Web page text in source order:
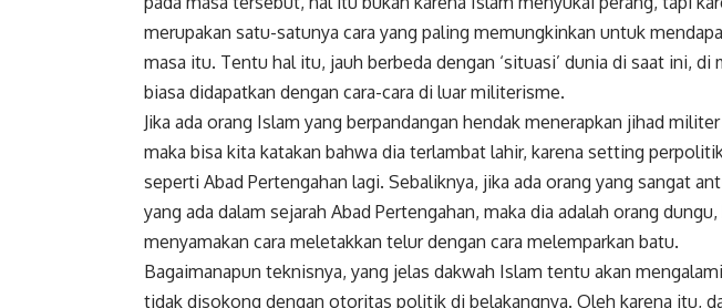
merupakan satu-satunya cara yang paling memungkinkan untuk
masa itu. Tentu hal itu, jauh berbeda dengan ‘situasi’ dunia di saat ini,
biasa didapatkan dengan cara-cara di luar militerisme.
Jika ada orang Islam yang berpandangan hendak menerapkan jihad
maka bisa kita katakan bahwa dia terlambat lahir, karena setting
seperti Abad Pertengahan lagi. Sebaliknya, jika ada orang yang sangat
yang ada dalam sejarah Abad Pertengahan, maka dia adalah orang
menyamakan cara meletakkan telur dengan cara melemparkan batu.
Bagaimanapun teknisnya, yang jelas dakwah Islam tentu akan
tidak disokong dengan otoritas politik di belakangnya. Oleh karena itu,